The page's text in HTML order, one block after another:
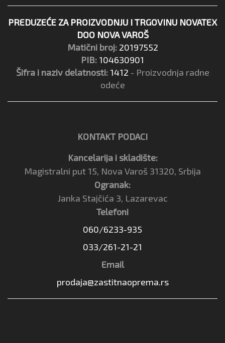
PREDUZEĆE ZA PROIZVODNJU I TRGOVINU NOVATEX
DOO NOVA VAROŠ
Matični broj: 20197552
PIB: 104630901
Šifra i naziv delatnosti: 1412 - Proizvodnja radne
odeće
KONTAKT PODACI
Kancelarija i skladište:
Magistralni put 15, Nova Varoš 31320, Srbija
Ogranak:
Janka Stajčića 3, Lazarevac
Telefoni
060/6233-935
033/261-21-21
Email
prodaja@zastitnaoprema.rs